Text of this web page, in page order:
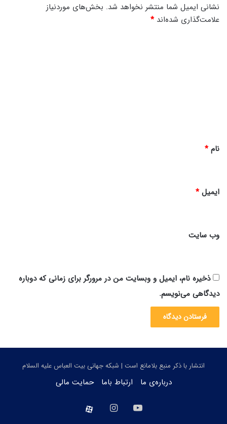
نشانی ایمیل شما منتشر نخواهد شد. بخش‌های موردنیاز
علامت‌گذاری شده‌اند*
نام*
ایمیل*
وب‌ سایت
ذخیره نام، ایمیل و وبسایت من در مرورگر برای زمانی که دوباره
دیدگاهی می‌نویسم.
انتشار با ذکر منبع بلامانع است | شبکه جهانی بیت العباس علیه السلام
درباره‌ی ما ارتباط باما حمایت مالی
یوتیوباینستاگرام